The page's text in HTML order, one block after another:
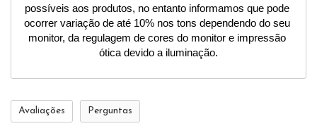
possíveis aos produtos, no entanto informamos que pode
ocorrer variação de até 10% nos tons dependendo do seu
monitor, da regulagem de cores do monitor e impressão
ótica devido a iluminação.
Avaliações Perguntas